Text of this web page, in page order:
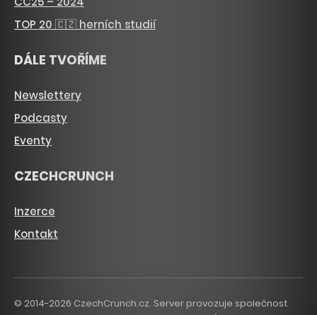
TOP 20 🇨🇿 herních studií
DÁLE TVOŘÍME
Newslettery
Podcasty
Eventy
CZECHCRUNCH
Inzerce
Kontakt
© 2014-2026 CzechCrunch.cz. Server provozuje společnost